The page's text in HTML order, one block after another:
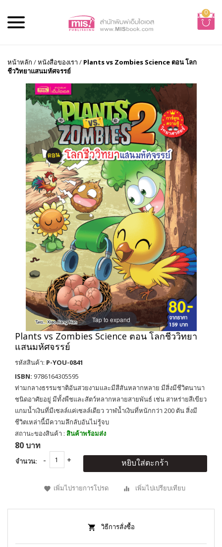
0
หน้าหลัก /หนังสือของเรา / Plants vs Zombies Science ตอน โลก
ชีววิทยาแสนมหัศจรรย์
Tap to expand
Plants vs Zombies Science ตอน โลกชีววิทยา
แสนมหัศจรรย์
รหัสสินค้า: P-YOU-0841
ISBN: 9786164305595
ท่ามกลางธรรมชาติอันสวยงามและมีสีสันหลากหลาย มีสิ่งมีชีวิตนานา
ชนิดอาศัยอยู่ มีทั้งพืชและสัตว์หลากหลายสายพันธ์ เช่น สาหร่ายสีเขียว
แกมน้ำเงินที่มีเซลล์เเค่เซลล์เดียว วาฬน้ำเงินที่หนักกว่า 200 ตัน สิ่งมี
ชีวิตเหล่านี้มีความลึกลับอันไม่รู้จบ
สถานะของสินค้า : สินค้าพร้อมส่ง
80 บาท
จำนวน: หยิบใส่ตะกร้า
เพิ่มไปรายการโปรด เพิ่มไปเปรียบเทียบ
วิธีการสั่งซื้อ